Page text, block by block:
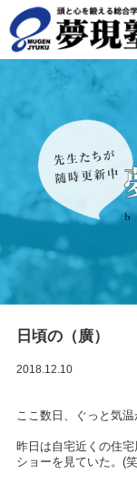
日頃の（廣）
2018.12.10
ここ数日、ぐっと気温
昨日は自宅近くの住
ショーを見ていた。(